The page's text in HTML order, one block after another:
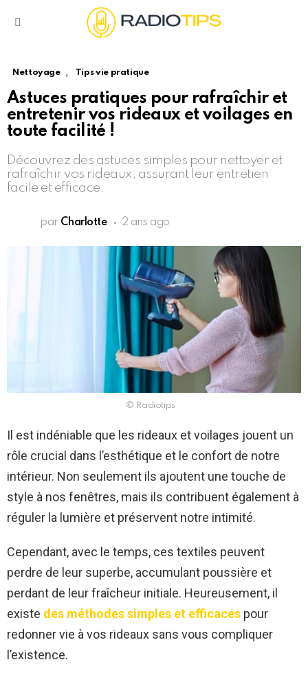
Nettoyage , Tips vie pratique
Astuces pratiques pour rafraîchir et
entretenir vos rideaux et voilages en
toute facilité !
Découvrez des astuces simples pour nettoyer et
rafraîchir vos rideaux, assurant leur entretien
facile et efficace.
par Charlotte 2 ans ago
© Radiotips
Il est indéniable que les rideaux et voilages jouent un
rôle crucial dans l’esthétique et le confort de notre
intérieur. Non seulement ils ajoutent une touche de
style à nos fenêtres, mais ils contribuent également à
réguler la lumière et préservent notre intimité.
Cependant, avec le temps, ces textiles peuvent
perdre de leur superbe, accumulant poussière et
perdant de leur fraîcheur initiale. Heureusement, il
existe des méthodes simples et efficaces pour
redonner vie à vos rideaux sans vous compliquer
l’existence.